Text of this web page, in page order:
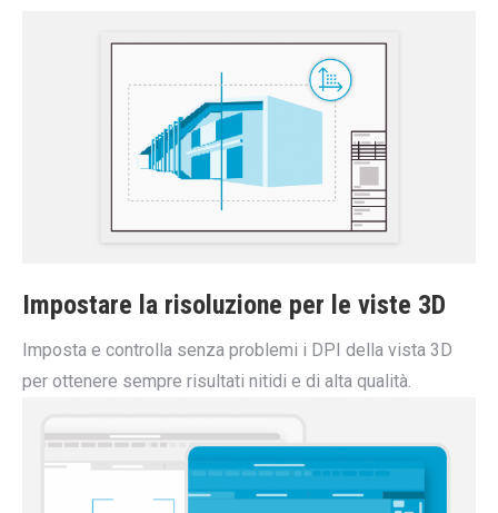
Impostare la risoluzione per le viste 3D
Imposta e controlla senza problemi i DPI della vista 3D
per ottenere sempre risultati nitidi e di alta qualità.